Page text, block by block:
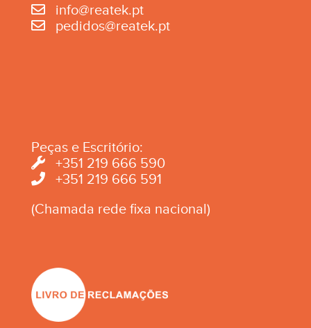
info@reatek.pt
pedidos@reatek.pt
Peças e Escritório:
+351 219 666 590
+351 219 666 591
(Chamada rede fixa nacional)